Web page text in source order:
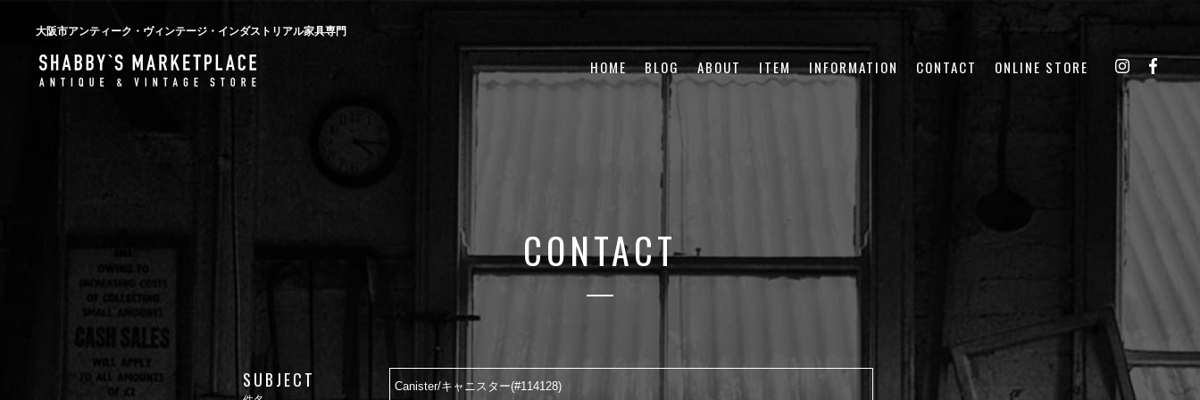
大阪市アンティーク・ヴィンテージ・インダストリアル家具専門
HOME BLOG ABOUT ITEM INFORMATION CONTACT ONLINE STORE
CONTACT
SUBJECT